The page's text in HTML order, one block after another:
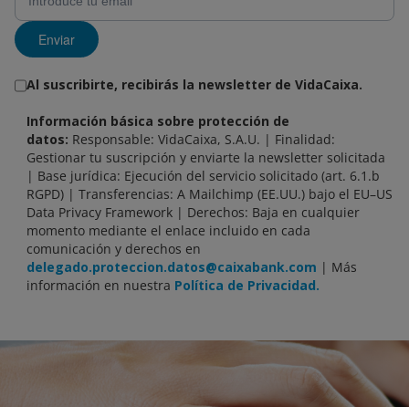
Enviar
Al suscribirte, recibirás la newsletter de VidaCaixa.
Información básica sobre protección de
datos: Responsable: VidaCaixa, S.A.U. | Finalidad:
Gestionar tu suscripción y enviarte la newsletter solicitada
| Base jurídica: Ejecución del servicio solicitado (art. 6.1.b
RGPD) | Transferencias: A Mailchimp (EE.UU.) bajo el EU–US
Data Privacy Framework | Derechos: Baja en cualquier
momento mediante el enlace incluido en cada
comunicación y derechos en
delegado.proteccion.datos@caixabank.com | Más
información en nuestra Política de Privacidad.